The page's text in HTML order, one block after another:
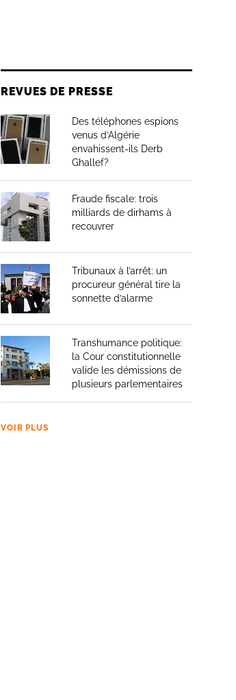
REVUES DE PRESSE
Des téléphones espions
venus d’Algérie
envahissent-ils Derb
Ghallef?
Fraude fiscale: trois
milliards de dirhams à
recouvrer
Tribunaux à l’arrêt: un
procureur général tire la
sonnette d’alarme
Transhumance politique:
la Cour constitutionnelle
valide les démissions de
plusieurs parlementaires
VOIR PLUS